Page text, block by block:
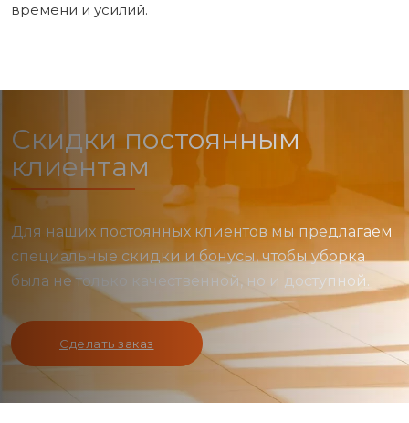
времени и усилий.
Скидки постоянным
клиентам
Для наших постоянных клиентов мы предлагаем
специальные скидки и бонусы, чтобы уборка
была не только качественной, но и доступной.
Сделать заказ